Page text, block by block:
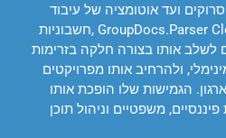
ועד אוטומציה של עיבוד
חשבוניות, GroupDocs.Parser Cloud מבטיח חילוץ תמונות
לשלב אותו בצורה חלקה בזרימות
ולהרחיב אותו מפרויקטים
הגמישות שלו הופכת אותו